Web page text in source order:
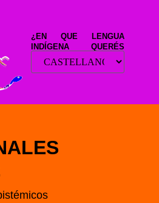
¿EN QUE LENGUA
INDÍGENA QUERÉS
LEER ESTE SITIO?